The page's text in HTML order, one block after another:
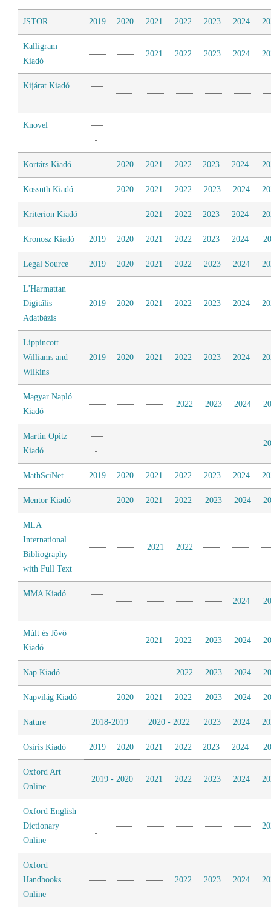
JSTOR 2019 2020 2021 2022 2023 2024
Kalligram
Kiadó
2021 2022 2023 2024
Kijárat Kiadó
Knovel
Kortárs Kiadó 2020 2021 2022 2023 2024
Kossuth Kiadó 2020 2021 2022 2023 2024
Kriterion Kiadó 2021 2022 2023 2024
Kronosz Kiadó 2019 2020 2021 2022 2023 2024
Legal Source 2019 2020 2021 2022 2023 2024
L'Harmattan
Digitális
Adatbázis
2019 2020 2021 2022 2023 2024
Lippincott
Williams and
Wilkins
2019 2020 2021 2022 2023 2024
Magyar Napló
Kiadó
2022 2023 2024
Martin Opitz
Kiadó
MathSciNet 2019 2020 2021 2022 2023 2024
Mentor Kiadó 2020 2021 2022 2023 2024
MLA
International
Bibliography
with Full Text
2021 2022
MMA Kiadó
2024
Múlt és Jövő
Kiadó
2021 2022 2023 2024
Nap Kiadó 2022 2023 2024
Napvilág Kiadó 2020 2021 2022 2023 2024
Nature 2018-2019 2020 - 2022 2023 2024
Osiris Kiadó 2019 2020 2021 2022 2023 2024
Oxford Art
Online
2019 - 2020 2021 2022 2023 2024
Oxford English
Dictionary
Online
Oxford
Handbooks
Online
2022 2023 2024